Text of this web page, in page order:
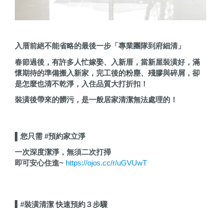
入厝前絕不能省略的最後一步「專業團隊到府細清」
春節過後，有許多人忙嫁娶、入新厝，當新屋裝潢好，滿
懷期待的準備搬入新家，完工後的粉塵、殘膠與碎屑，卻
是怎麼也清不乾淨，入住品質大打折扣！
裝潢後帶來的髒污，是一般居家清潔無法處理的！
您只需 #預約家立淨
一次深度潔淨，無須二次打掃
即可安心住進~ https://ojos.cc/r/uGVUwT
▌#裝潢清潔 快速預約３步驟